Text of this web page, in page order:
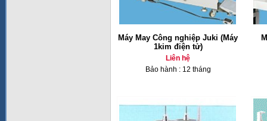
Máy May Công nghiệp Juki (Máy
1kim điện tử)
Liên hệ
Bảo hành : 12 tháng